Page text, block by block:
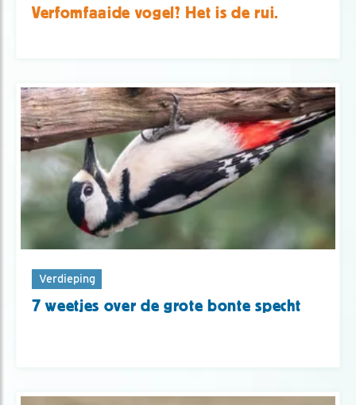
Verfomfaaide vogel? Het is de rui.
Verdieping
7 weetjes over de grote bonte specht